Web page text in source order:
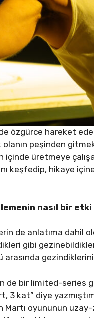
özgürce hareket
olanın peşinden
içinde üretmeye
keşfedip, hikaye
nasıl bir etki
de anlatıma dahil
gibi
arasında
de bir limited-series
3 kat” diye
Martı oyununun